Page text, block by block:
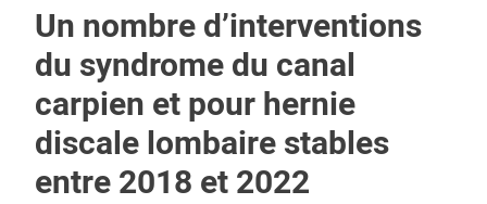
Un nombre d’interventions
du syndrome du canal
carpien et pour hernie
discale lombaire stables
entre 2018 et 2022